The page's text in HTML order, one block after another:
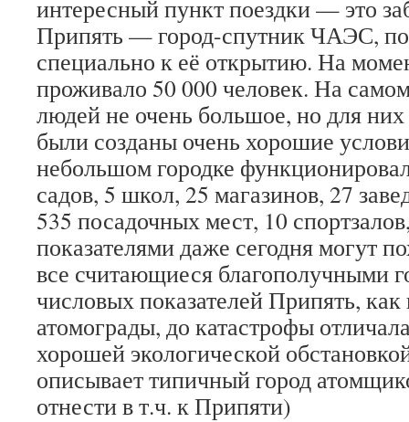
интересный пункт поездки — это
Припять — город-спутник ЧАЭС,
специально к её открытию. На
проживало 50 000 человек. На
людей не очень большое, но для
были созданы очень хорошие
небольшом городке
садов, 5 школ, 25 магазинов, 27
535 посадочных мест, 10
показателями даже сегодня могут
все считающиеся благополучными
числовых показателей Припять, как
атомограды, до катастрофы
хорошей экологической
описывает типичный город
отнести в т.ч. к Припяти)